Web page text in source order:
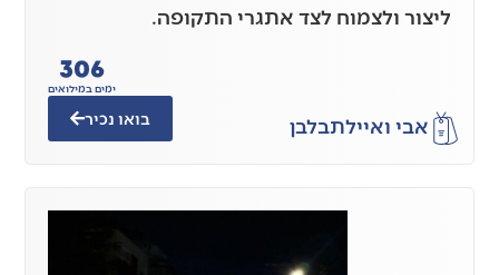
ליצור ולצמוח לצד אתגרי התקופה.
אבי ואיילתבלבן
ימים במילואים
306
בואו נכיר